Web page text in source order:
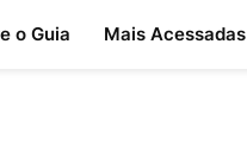
o Guia Mais Acessadas